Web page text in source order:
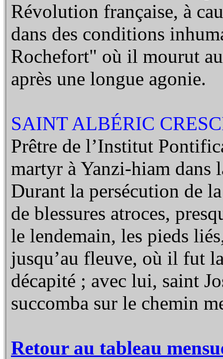
Révolution française, à
dans des conditions
Rochefort" où il mourut
après une longue agonie.
SAINT ALBÉRIC
Prêtre de l’Institut
martyr à Yanzi-hiam dans
Durant la persécution de
de blessures atroces,
le lendemain, les pieds
jusqu’au fleuve, où il fut
décapité ; avec lui, saint
succomba sur le chemin
Retour au tableau